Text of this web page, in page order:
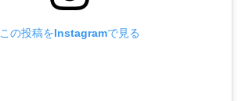
この投稿をInstagramで見る